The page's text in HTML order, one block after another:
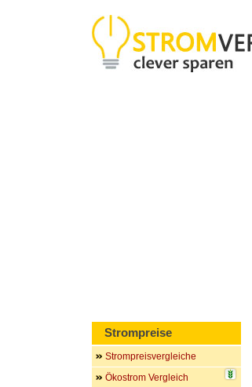
Strompreise
Strompreisvergleiche
Ökostrom Vergleich